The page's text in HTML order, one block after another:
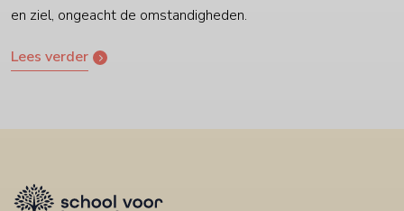
en ziel, ongeacht de omstandigheden.
Lees verder